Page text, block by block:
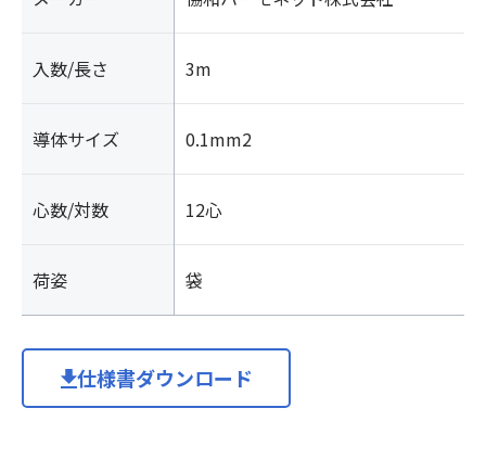
入数/長さ 3m
導体サイズ 0.1mm2
心数/対数 12心
荷姿 袋
仕様書ダウンロード